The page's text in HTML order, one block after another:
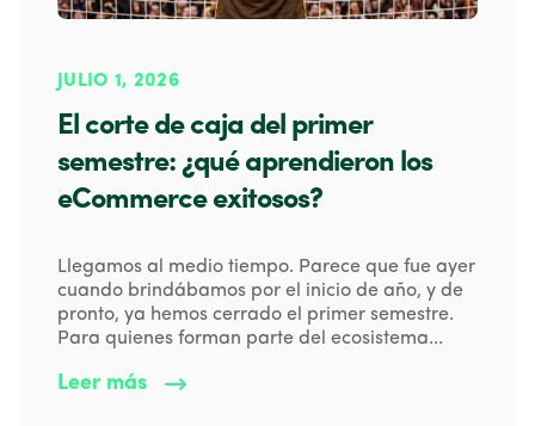
JULIO 1, 2026
El corte de caja del primer
semestre: ¿qué aprendieron los
eCommerce exitosos?
Llegamos al medio tiempo. Parece que fue ayer
cuando brindábamos por el inicio de año, y de
pronto, ya hemos cerrado el primer semestre.
Para quienes forman parte del ecosistema...
Leer más